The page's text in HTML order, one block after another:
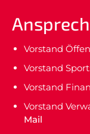
Vorstand
Vorstand
Vorstand
Vorstand
Mail